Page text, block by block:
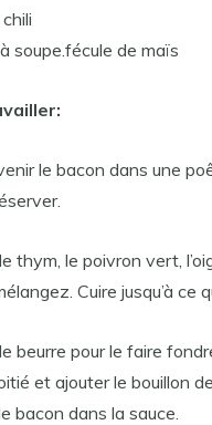
soupe.fécule de maïs
le bacon dans une
thym, le poivron vert,
Cuire jusqu’à ce
beurre pour le faire
et ajouter le bouillon
bacon dans la sauce.